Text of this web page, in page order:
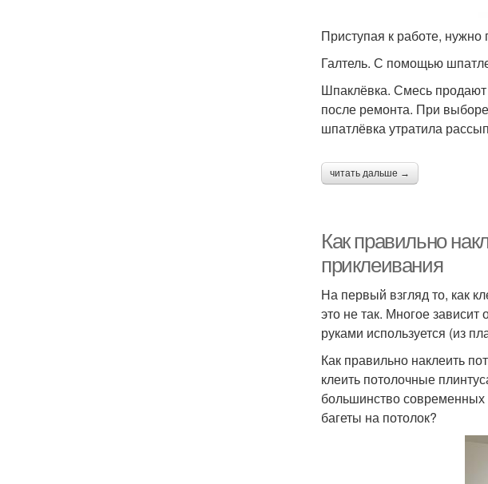
Приступая к работе,
Галтель. С помощью
Шпаклёвка. Смесь продают
после ремонта. При
шпатлёвка утратила
читать дальше →
Как правильно
приклеивания
На первый взгляд то, как
это не так. Многое зависит
руками используется (из
Как правильно наклеить
клеить потолочные
большинство современных
багеты на потолок?